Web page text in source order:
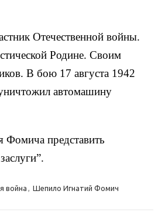
Отечественной войны.
Родине. Своим
В бою 17 августа 1942
автомашину
Фомича представить
война , Шепило Игнатий Фомич